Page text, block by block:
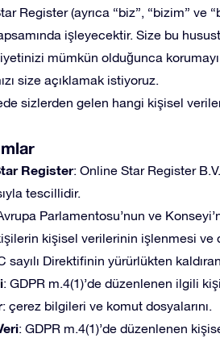
Register (ayrıca “biz”, “bizim” ve
işleyecektir. Size bu
mümkün olduğunca
size açıklamak istiyoruz.
sizlerden gelen hangi kişisel
Register: Online Star Register
tescillidir.
Parlamentosu’nun ve
kişisel verilerinin işlenmesi ve
sayılı Direktifinin yürürlükten
: GDPR m.4(1)’de düzenlenen ilgili
: çerez bilgileri ve komut dosyalarını.
: GDPR m.4(1)’de düzenlenen